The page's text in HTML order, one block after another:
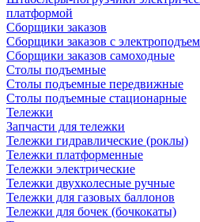
платформой
Сборщики заказов
Сборщики заказов с
Сборщики заказов самоходные
Столы подъемные
Столы подъемные передвижные
Столы подъемные стационарные
Тележки
Запчасти для тележки
Тележки гидравлические (роклы)
Тележки платформенные
Тележки электрические
Тележки двухколесные ручные
Тележки для газовых баллонов
Тележки для бочек (бочкокаты)